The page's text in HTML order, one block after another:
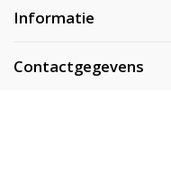
Informatie
Contactgegevens